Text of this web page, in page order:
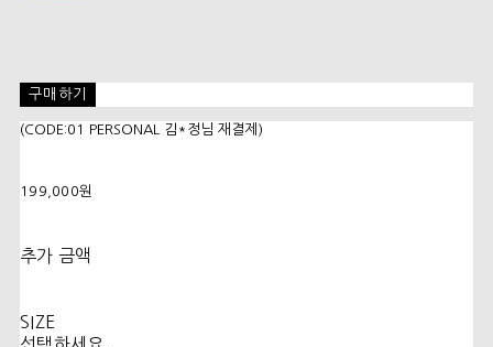
구매하기
(CODE:01 PERSONAL 김*정님 재결제)
199,000원
추가 금액
SIZE